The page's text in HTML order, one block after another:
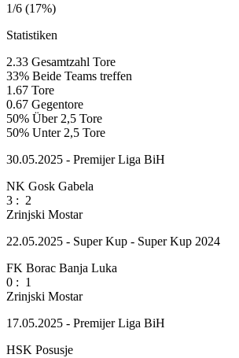
1/6 (17%)
Statistiken
2.33 Gesamtzahl Tore
33% Beide Teams treffen
1.67 Tore
0.67 Gegentore
50% Über 2,5 Tore
50% Unter 2,5 Tore
30.05.2025 - Premijer Liga BiH
NK Gosk Gabela
3 : 2
Zrinjski Mostar
22.05.2025 - Super Kup - Super Kup 2024
FK Borac Banja Luka
0 : 1
Zrinjski Mostar
17.05.2025 - Premijer Liga BiH
HSK Posusje